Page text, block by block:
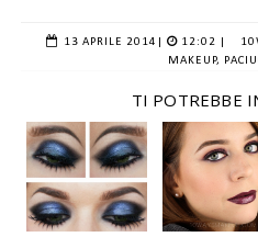
13 APRILE 2014 12:02 |
MAKEUP,
TI POTREBBE